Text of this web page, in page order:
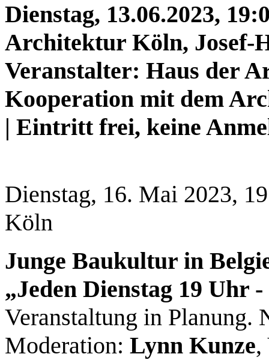
Dienstag, 13.06.2023,
Architektur Köln, Josef-
Veranstalter: Haus der
Kooperation mit dem
| Eintritt frei, keine
Dienstag, 16. Mai 2023,
Köln
Junge Baukultur in
„Jeden Dienstag 19 Uhr
Veranstaltung in Planung.
Moderation: Lynn Kunze,